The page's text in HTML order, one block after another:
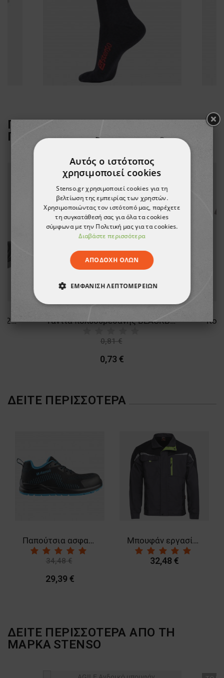
ΠΕΛΆΤΕΣ ΠΟΥ ΑΓΌΡΑΣΑΝ ΑΥΤΌ ΤΟ
ΠΡΟΪΌΝ, ΑΓΌΡΑΣΑΝ ΕΠΊΣΗΣ:
Παπούτσια εργασίας KASTOR 2.0 GREY LOW S1 Γάντια πολυουρεθάνης BLACKBURN
0,81 €
0,73 €
ΔΕΊΤΕ ΠΕΡΙΣΣΌΤΕΡΑ
Παπούτσια ασφαλείας RACE PRO BLUE S1PS MF SR
34,48 €
29,39 €
Μπουφάν εργασίας PRISMA GREY
32,48 €
ΔΕΙΤΕ ΠΕΡΙΣΣΟΤΕΡΑ ΑΠΟ ΤΗ
ΜΑΡΚΑ STENSO
Αυτός ο ιστότοπος
χρησιμοποιεί cookies
Stenso.gr χρησιμοποιεί cookies για τη
βελτίωση της εμπειρίας των χρηστών.
Χρησιμοποιώντας τον ιστότοπό μας, παρέχετε
τη συγκατάθεσή σας για όλα τα cookies
σύμφωνα με την Πολιτική μας για τα cookies.
Διαβάστε περισσότερα
ΑΠΟΔΟΧΉ ΌΛΩΝ
ΕΜΦΆΝΙΣΗ ΛΕΠΤΟΜΕΡΕΙΏΝ
ΑΠΟΛΎΤΩΣ ΑΠΑΡΑΊΤΗΤΑ
ΛΕΙΤΟΥΡΓΙΚΌΤΗΤΑΣ